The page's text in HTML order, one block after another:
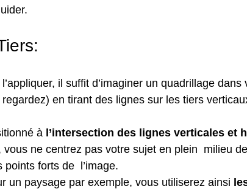
il suffit d’imaginer un quadrillage dans
en tirant des lignes sur les tiers
à l’intersection des lignes verticales et
ne centrez pas votre sujet en plein  milieu
points forts de  l’image.
un paysage par exemple, vous utiliserez ainsi